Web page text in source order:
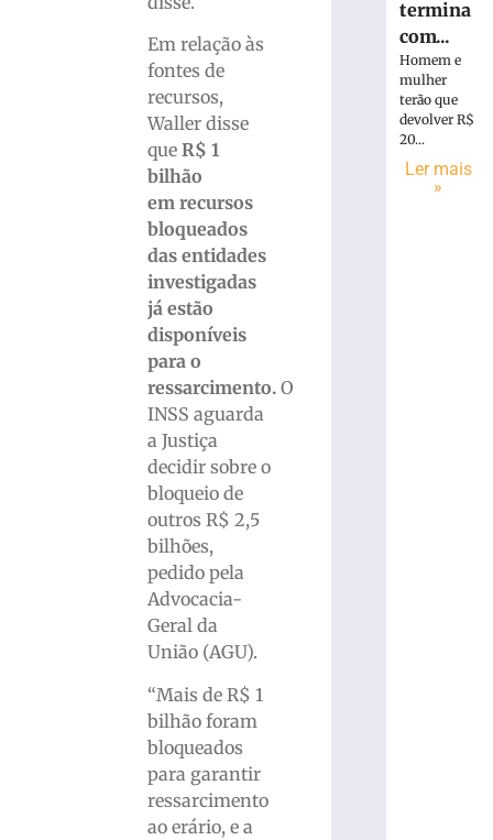
Em relação às
fontes de
recursos,
Waller disse
queR$ 1
bilhão
em recursos
bloqueados
das entidades
investigadas
já estão
disponíveis
para o
ressarcimento. O
INSS aguarda
a Justiça
decidir sobre o
bloqueio de
outros R$ 2,5
bilhões,
pedido pela
Advocacia-
Geral da
União (AGU).
“Mais de R$ 1
bilhão foram
bloqueados
para garantir
ressarcimento
ao erário, e a
termina
com...
Homem e
mulher
terão que
devolver R$
20...
Ler mais
»